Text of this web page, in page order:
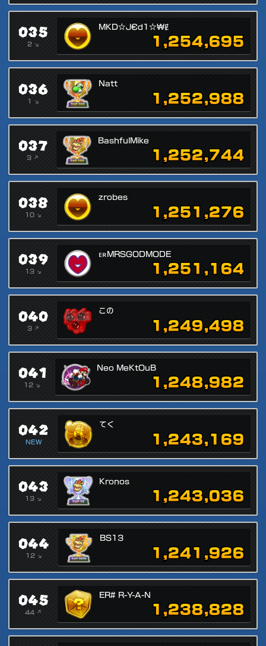
035
2 ↘
MKD☆J€d1☆₩Ɇ
1,254,695
036
1 ↘
Natt
1,252,988
037
3 ↗
BashfulMike
1,252,744
038
10 ↘
zrobes
1,251,276
039
13 ↘
ᴇʀMRSGODMODE
1,251,164
040
3 ↗
この
1,249,498
041
12 ↘
Neo MeKtOuB
1,248,982
042
NEW
てく
1,243,169
043
13 ↘
Kronos
1,243,036
044
12 ↘
BS13
1,241,926
045
44 ↗
ER# R-Y-A-N
1,238,828